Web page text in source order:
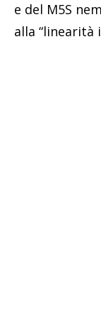
e del M5S
alla “linearità